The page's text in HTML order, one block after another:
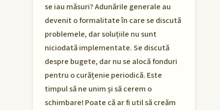
se iau măsuri? Adunările generale au
devenit o formalitate în care se discută
problemele, dar soluțiile nu sunt
niciodată implementate. Se discută
despre bugete, dar nu se alocă fonduri
pentru o curățenie periodică. Este
timpul să ne unim și să cerem o
schimbare! Poate că ar fi util să creăm